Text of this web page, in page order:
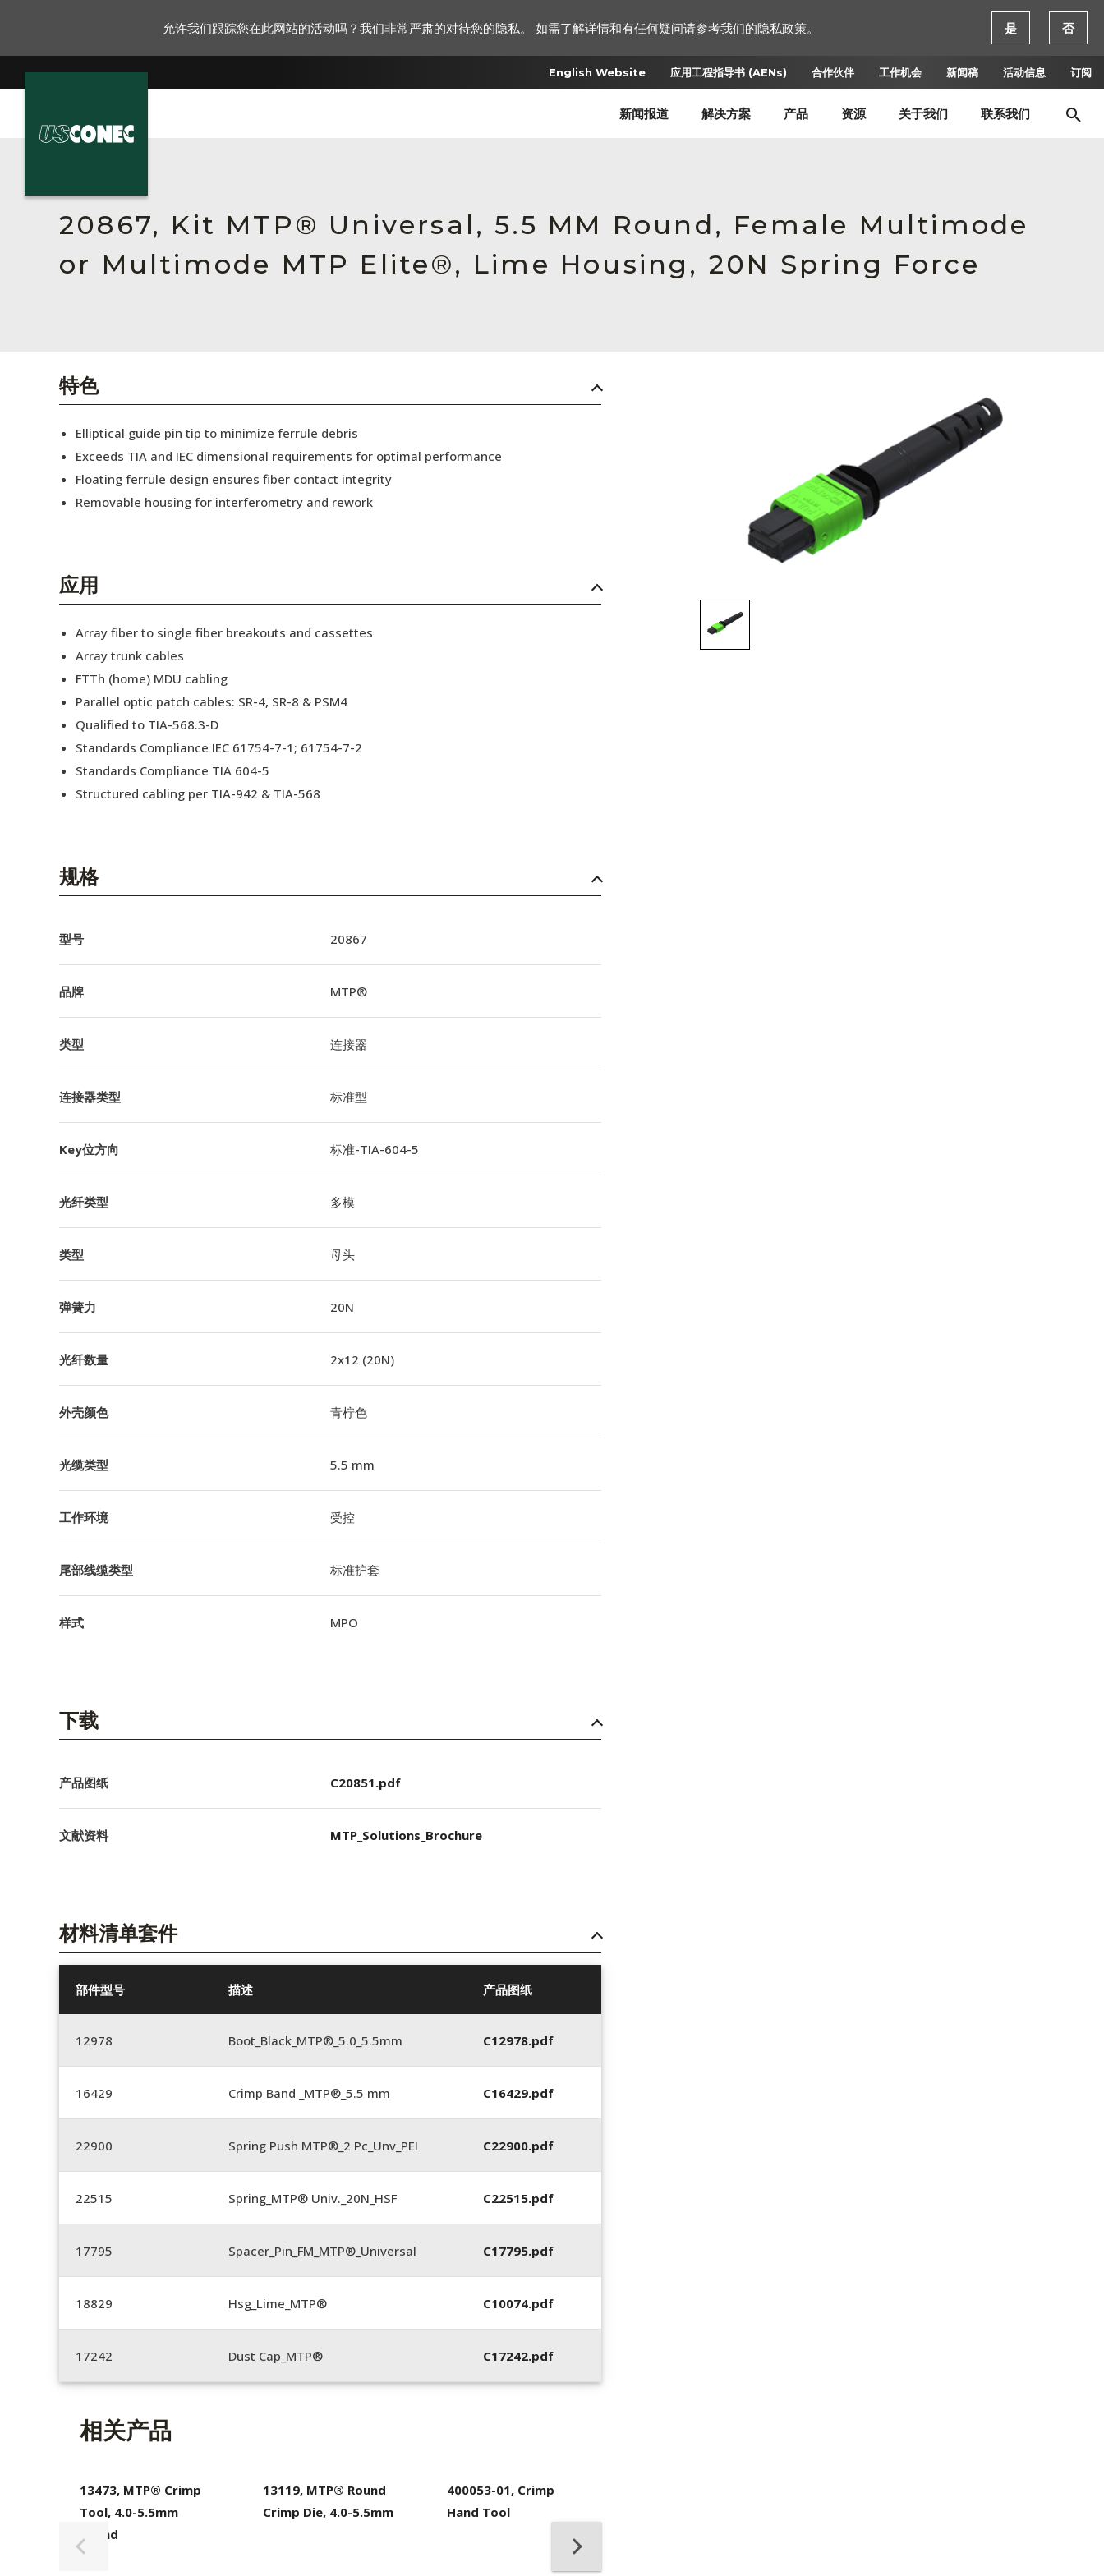
English Website 应用工程指导书 (AENs) 合作伙伴 工作机会 新闻稿 活动信息 订阅
新闻报道 解决方案 产品 资源 关于我们 联系我们
English Website
应用工程指导书 (AENs)
工作机会
20867, Kit MTP® Universal, 5.5 MM Round, Female Multimode
or Multimode MTP Elite®, Lime Housing, 20N Spring Force
特色
Elliptical guide pin tip to minimize ferrule debris
Exceeds TIA and IEC dimensional requirements for optimal performance
Floating ferrule design ensures fiber contact integrity
Removable housing for interferometry and rework
应用
Array fiber to single fiber breakouts and cassettes
Array trunk cables
FTTh (home) MDU cabling
Parallel optic patch cables: SR-4, SR-8 & PSM4
Qualified to TIA-568.3-D
Standards Compliance IEC 61754-7-1; 61754-7-2
Standards Compliance TIA 604-5
Structured cabling per TIA-942 & TIA-568
规格
型号 20867
品牌 MTP®
类型 连接器
连接器类型 标准型
Key位方向 标准-TIA-604-5
光纤类型 多模
类型 母头
弹簧力 20N
光纤数量 2x12 (20N)
外壳颜色 青柠色
光缆类型 5.5 mm
工作环境 受控
尾部线缆类型 标准护套
样式 MPO
下载
产品图纸 C20851.pdf
文献资料 MTP_Solutions_Brochure
材料清单套件
部件型号 描述 产品图纸
12978 Boot_Black_MTP®_5.0_5.5mm C12978.pdf
16429 Crimp Band _MTP®_5.5 mm C16429.pdf
22900 Spring Push MTP®_2 Pc_Unv_PEI C22900.pdf
22515 Spring_MTP® Univ._20N_HSF C22515.pdf
17795 Spacer_Pin_FM_MTP®_Universal C17795.pdf
18829 Hsg_Lime_MTP® C10074.pdf
17242 Dust Cap_MTP® C17242.pdf
相关产品
13473, MTP® Crimp
Tool, 4.0-5.5mm
Round
13119, MTP® Round
Crimp Die, 4.0-5.5mm
400053-01, Crimp
Hand Tool
允许我们跟踪您在此网站的活动吗？我们非常严肃的对待您的隐私。 如需了解详情和有任何疑问请参考我们的隐私政策。 是 否